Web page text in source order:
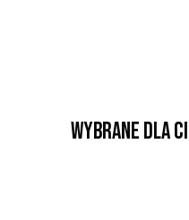
Wybrane dla